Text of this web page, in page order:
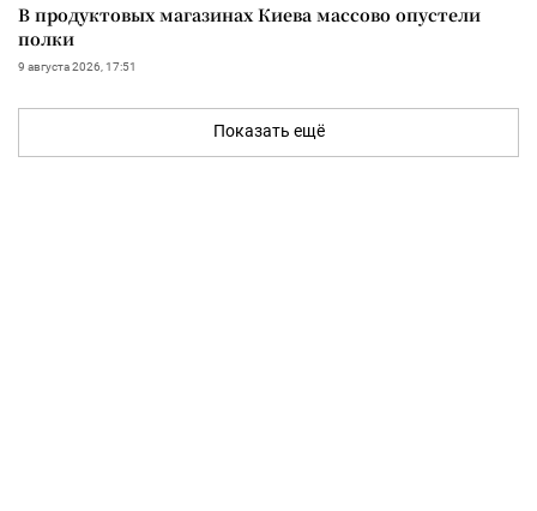
В продуктовых магазинах Киева массово опустели
полки
9 августа 2026, 17:51
Показать ещё